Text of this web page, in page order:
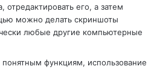
его, а затем
можно делать скриншоты
любые другие компьютерные
понятным функциям, использование